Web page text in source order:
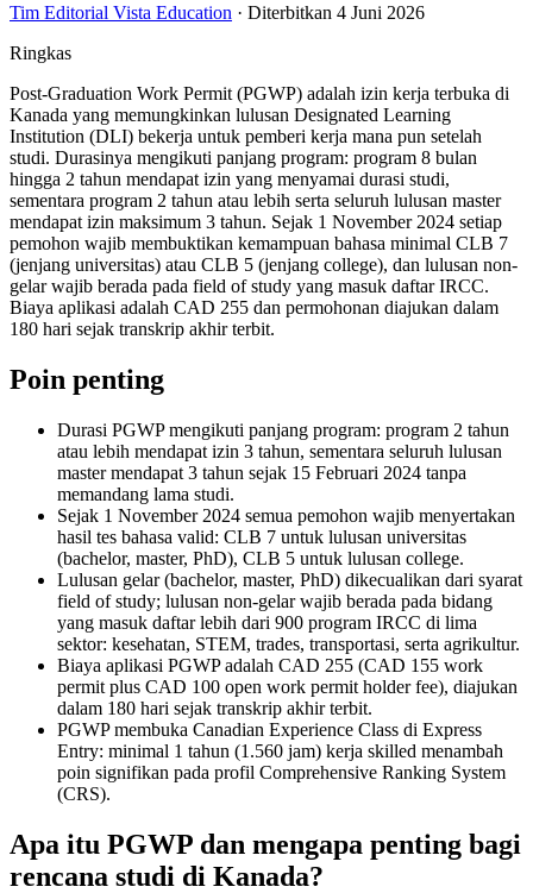
Tim Editorial Vista Education · Diterbitkan 4 Juni 2026
Ringkas
Post-Graduation Work Permit (PGWP) adalah izin kerja terbuka di
Kanada yang memungkinkan lulusan Designated Learning
Institution (DLI) bekerja untuk pemberi kerja mana pun setelah
studi. Durasinya mengikuti panjang program: program 8 bulan
hingga 2 tahun mendapat izin yang menyamai durasi studi,
sementara program 2 tahun atau lebih serta seluruh lulusan master
mendapat izin maksimum 3 tahun. Sejak 1 November 2024 setiap
pemohon wajib membuktikan kemampuan bahasa minimal CLB 7
(jenjang universitas) atau CLB 5 (jenjang college), dan lulusan non-
gelar wajib berada pada field of study yang masuk daftar IRCC.
Biaya aplikasi adalah CAD 255 dan permohonan diajukan dalam
180 hari sejak transkrip akhir terbit.
Poin penting
Durasi PGWP mengikuti panjang program: program 2 tahun
atau lebih mendapat izin 3 tahun, sementara seluruh lulusan
master mendapat 3 tahun sejak 15 Februari 2024 tanpa
memandang lama studi.
Sejak 1 November 2024 semua pemohon wajib menyertakan
hasil tes bahasa valid: CLB 7 untuk lulusan universitas
(bachelor, master, PhD), CLB 5 untuk lulusan college.
Lulusan gelar (bachelor, master, PhD) dikecualikan dari syarat
field of study; lulusan non-gelar wajib berada pada bidang
yang masuk daftar lebih dari 900 program IRCC di lima
sektor: kesehatan, STEM, trades, transportasi, serta agrikultur.
Biaya aplikasi PGWP adalah CAD 255 (CAD 155 work
permit plus CAD 100 open work permit holder fee), diajukan
dalam 180 hari sejak transkrip akhir terbit.
PGWP membuka Canadian Experience Class di Express
Entry: minimal 1 tahun (1.560 jam) kerja skilled menambah
poin signifikan pada profil Comprehensive Ranking System
(CRS).
Apa itu PGWP dan mengapa penting bagi
rencana studi di Kanada?